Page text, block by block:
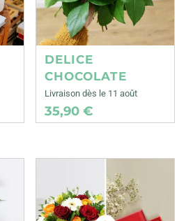
DELICE
CHOCOLATE
Livraison dès le 11 août
35,90 €